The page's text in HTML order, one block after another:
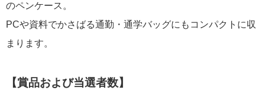
のペンケース。
PCや資料でかさばる通勤・通学バッグにもコンパクトに収
まります。
【賞品および当選者数】